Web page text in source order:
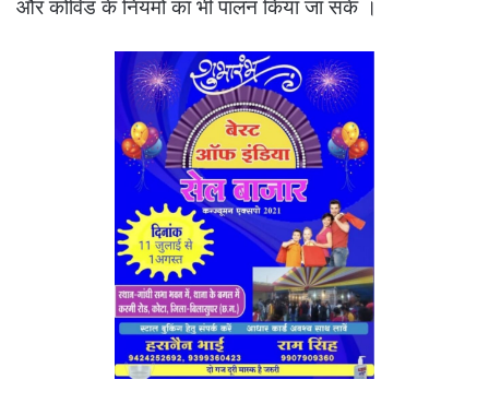
और कोविड के नियमों का भी पालन किया जा सके ।